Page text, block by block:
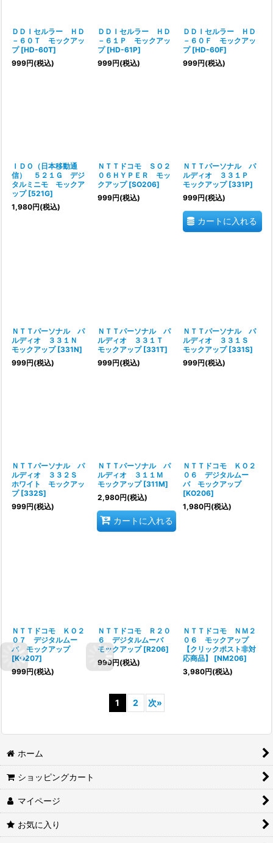
ＤＤＩセルラー ＨＤ
－６０Ｔ モックアッ
プ [HD-60T]
999円(税込)
ＤＤＩセルラー ＨＤ
－６１Ｐ モックアッ
プ [HD-61P]
999円(税込)
ＤＤＩセルラー ＨＤ
－６０Ｆ モックアッ
プ [HD-60F]
999円(税込)
ＩＤＯ（日本移動通
信） ５２１Ｇ デジ
タルミニモ モックア
ップ [521G]
1,980円(税込)
ＮＴＴドコモ ＳＯ２
０６ＨＹＰＥＲ モッ
クアップ [SO206]
999円(税込)
ＮＴＴパーソナル パ
ルディオ ３３１Ｐ
モックアップ [331P]
999円(税込)
カートに入れる
ＮＴＴパーソナル パ
ルディオ ３３１Ｎ
モックアップ [331N]
999円(税込)
ＮＴＴパーソナル パ
ルディオ ３３１Ｔ
モックアップ [331T]
999円(税込)
ＮＴＴパーソナル パ
ルディオ ３３１Ｓ
モックアップ [331S]
999円(税込)
ＮＴＴパーソナル パ
ルディオ ３３２Ｓ
ホワイト モックアッ
プ [332S]
999円(税込)
ＮＴＴパーソナル パ
ルディオ ３１１Ｍ
モックアップ [311M]
2,980円(税込)
カートに入れる
ＮＴＴドコモ ＫＯ２
０６ デジタルムー
バ モックアップ
[KO206]
1,980円(税込)
ＮＴＴドコモ ＫＯ２
０７ デジタルムー
バ モックアップ
[KO207]
999円(税込)
ＮＴＴドコモ Ｒ２０
６ デジタルムーバ
モックアップ [R206]
999円(税込)
ＮＴＴドコモ ＮＭ２
０６ モックアップ
【クリックポスト非対
応商品】
[NM206]
3,980円(税込)
1 2 次»
ホーム
ショッピングカート
マイページ
お気に入り